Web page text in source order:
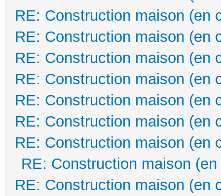
RE: Construction maison (en
RE: Construction maison (en
RE: Construction maison (en
RE: Construction maison (en
RE: Construction maison (en
RE: Construction maison (en
RE: Construction maison (en
RE: Construction maison
RE: Construction maison (en